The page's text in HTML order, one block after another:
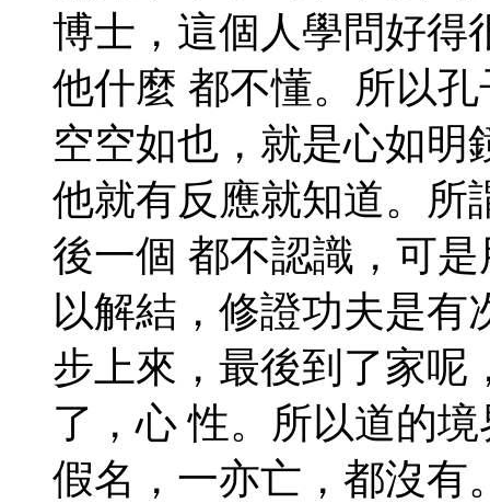
博士，這個人學問好得
他什麼 都不懂。所以
空空如也，就是心如明
他就有反應就知道。所
後一個 都不認識，可
以解結，修證功夫是有
步上來，最後到了家呢
了，心 性。所以道的
假名，一亦亡，都沒有